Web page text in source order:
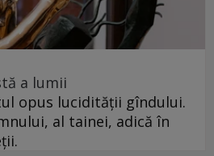
a lumii
opus lucidității gîndului.
al tainei, adică în